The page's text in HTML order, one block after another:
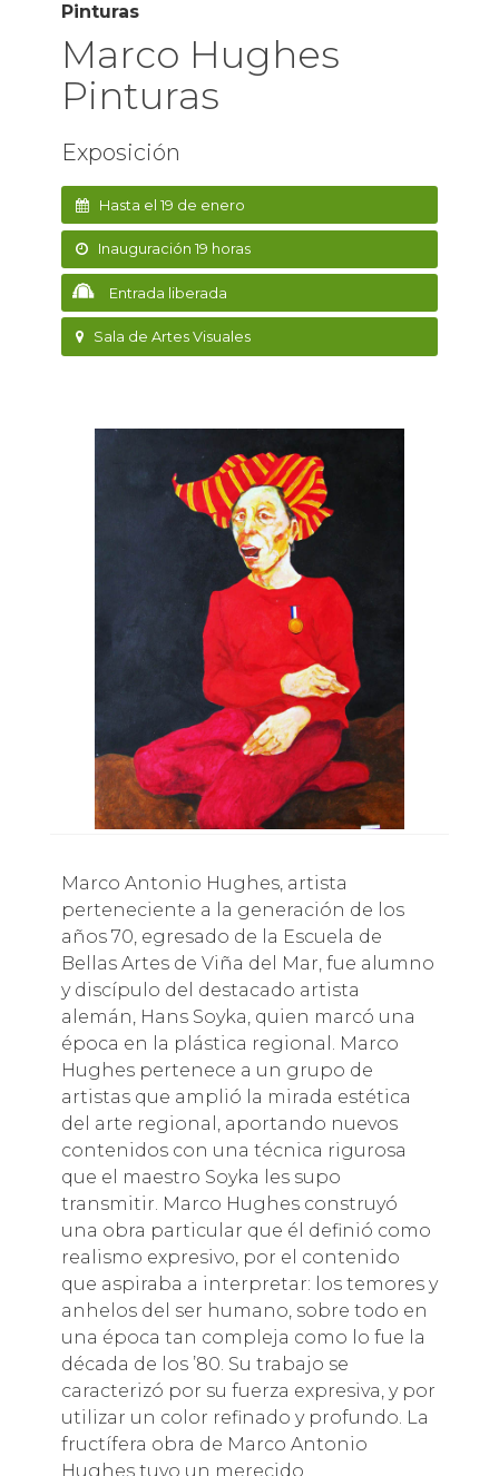
Pinturas
Marco Hughes
Pinturas
Exposición
Hasta el 19 de enero
Inauguración 19 horas
Entrada liberada
Sala de Artes Visuales
Marco Antonio Hughes, artista
perteneciente a la generación de los
años 70, egresado de la Escuela de
Bellas Artes de Viña del Mar, fue alumno
y discípulo del destacado artista
alemán, Hans Soyka, quien marcó una
época en la plástica regional. Marco
Hughes pertenece a un grupo de
artistas que amplió la mirada estética
del arte regional, aportando nuevos
contenidos con una técnica rigurosa
que el maestro Soyka les supo
transmitir. Marco Hughes construyó
una obra particular que él definió como
realismo expresivo, por el contenido
que aspiraba a interpretar: los temores y
anhelos del ser humano, sobre todo en
una época tan compleja como lo fue la
década de los ’80. Su trabajo se
caracterizó por su fuerza expresiva, y por
utilizar un color refinado y profundo. La
fructífera obra de Marco Antonio
Hughes tuvo un merecido